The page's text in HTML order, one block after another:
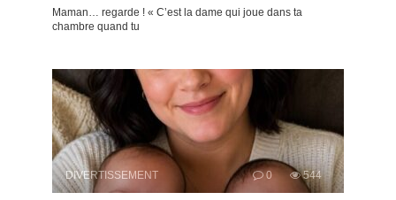
Maman… regarde ! « C’est la dame qui joue dans ta
chambre quand tu
DIVERTISSEMENT 0 544